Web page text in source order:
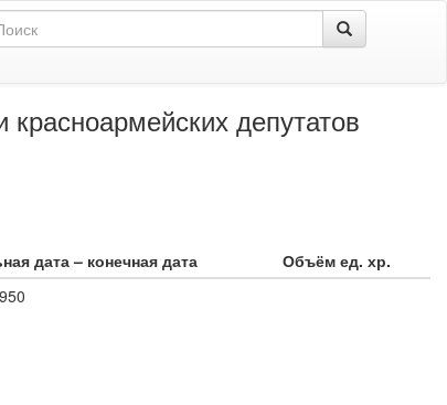
депутатов
дата – конечная дата
Объём ед. хр.